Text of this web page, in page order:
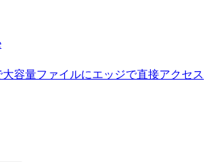
容量ファイルにエッジで直接アクセス